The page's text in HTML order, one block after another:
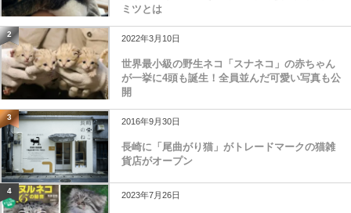
ミツとは
2 2022年3月10日
世界最小級の野生ネコ「スナネコ」の赤ちゃん
が一挙に4頭も誕生！全員並んだ可愛い写真も公
開
3 2016年9月30日
長崎に「尾曲がり猫」がトレードマークの猫雑
貨店がオープン
4 2023年7月26日